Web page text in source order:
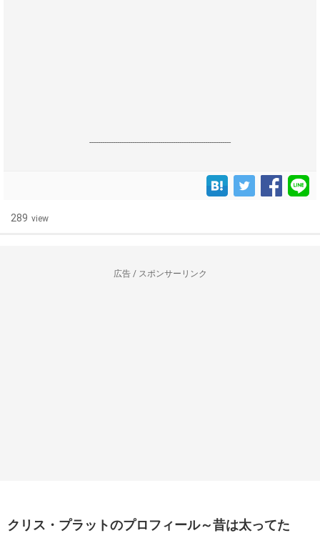
------------------------------------------------------------------
289 view
広告 / スポンサーリンク
クリス・プラットのプロフィール～昔は太ってた